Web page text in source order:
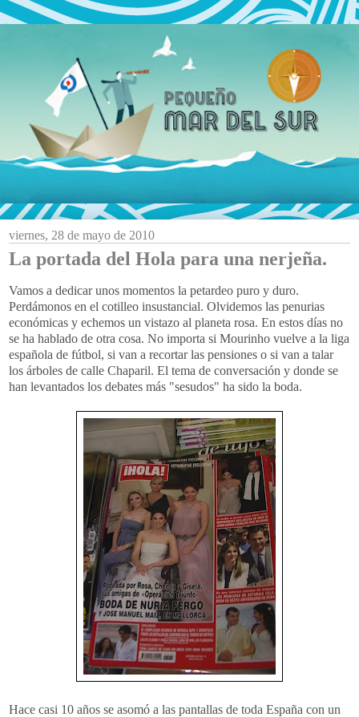
viernes, 28 de mayo de 2010
La portada del Hola para una nerjeña.
Vamos a dedicar unos momentos la petardeo puro y duro.
Perdámonos en el cotilleo insustancial. Olvidemos las penurias
económicas y echemos un vistazo al planeta rosa. En estos días no
se ha hablado de otra cosa. No importa si Mourinho vuelve a la liga
española de fútbol, si van a recortar las pensiones o si van a talar
los árboles de calle Chaparil. El tema de conversación y donde se
han levantados los debates más "sesudos" ha sido la boda.
Hace casi 10 años se asomó a las pantallas de toda España con un